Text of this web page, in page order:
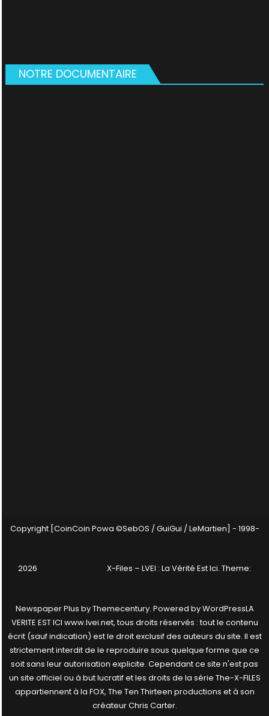
NOTRE DOCUMENTAIRE
Copyright [CoinCoin Powa ©SebOS / GuiGui / LeMartien] - 1998-
2026 X-Files – LVEI : La Vérité Est Ici. Theme:
Newspaper Plus byThemecentury. Powered byWordPressLA
VERITE EST ICI www.lvei.net, tous droits réservés : tout le contenu
écrit (sauf indication) est le droit exclusif des auteurs du site. Il est
strictement interdit de le reproduire sous quelque forme que ce
soit sans leur autorisation explicite. Cependant ce site n'est pas
un site officiel ou à but lucratif et les droits de la série The-X-FILES
appartiennent à la FOX, The Ten Thirteen productions et à son
créateur Chris Carter.